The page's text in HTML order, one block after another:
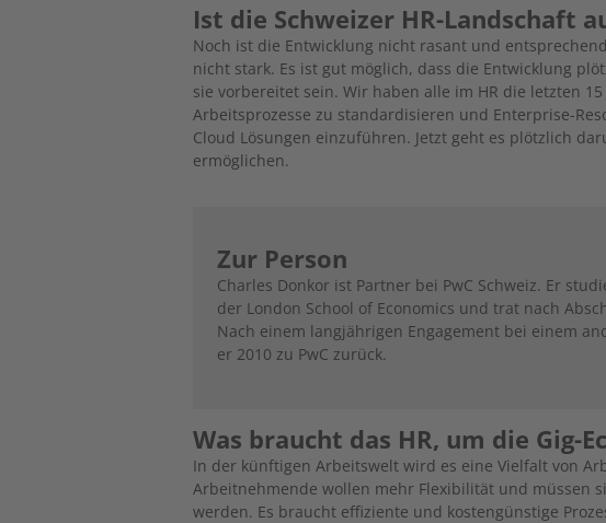
Ist die Schweizer HR-Landschaft
Noch ist die Entwicklung nicht rasant und
nicht stark. Es ist gut möglich, dass die Entwicklung
sie vorbereitet sein. Wir haben alle im HR die letzten
Arbeitsprozesse zu standardisieren und Enterprise-
Cloud Lösungen einzuführen. Jetzt geht es plötzlich
ermöglichen.
Zur Person
Charles Donkor ist Partner bei PwC Schweiz. Er
der London School of Economics und trat nach
Nach einem langjährigen Engagement bei einem
er 2010 zu PwC zurück.
Was braucht das HR, um die Gig-
In der künftigen Arbeitswelt wird es eine Vielfalt von
Arbeitnehmende wollen mehr Flexibilität und müssen
werden. Es braucht effiziente und kostengünstige